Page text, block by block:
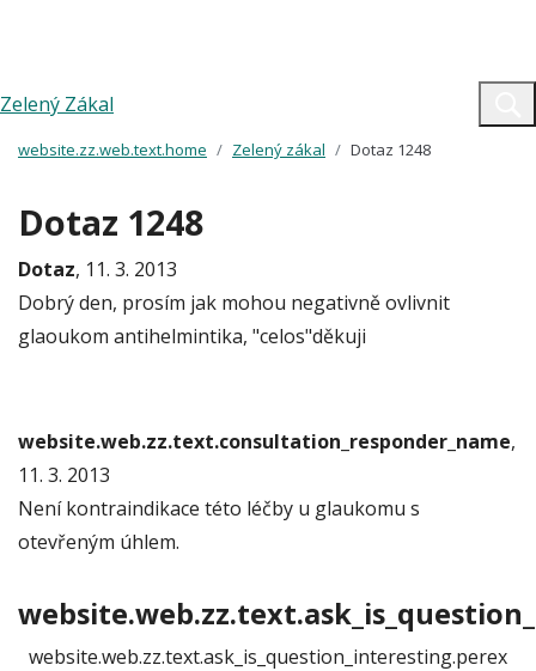
Zelený Zákal
website.zz.web.text.home Zelený zákal Dotaz 1248
Dotaz 1248
Dotaz, 11. 3. 2013
Dobrý den, prosím jak mohou negativně ovlivnit
glaoukom antihelmintika, "celos"děkuji
website.web.zz.text.consultation_responder_name,
11. 3. 2013
Není kontraindikace této léčby u glaukomu s
otevřeným úhlem.
website.web.zz.text.ask_is_question_interesting.perex